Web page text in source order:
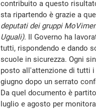
contribuito a questo
sta ripartendo è grazie a
deputati dei gruppi
Uguali). Il Governo ha
tutti, rispondendo e dando
scuole in sicurezza. Ogni
posto all'attenzione di tutti i
giugno dopo un serrato
Da quel documento è
luglio e agosto per